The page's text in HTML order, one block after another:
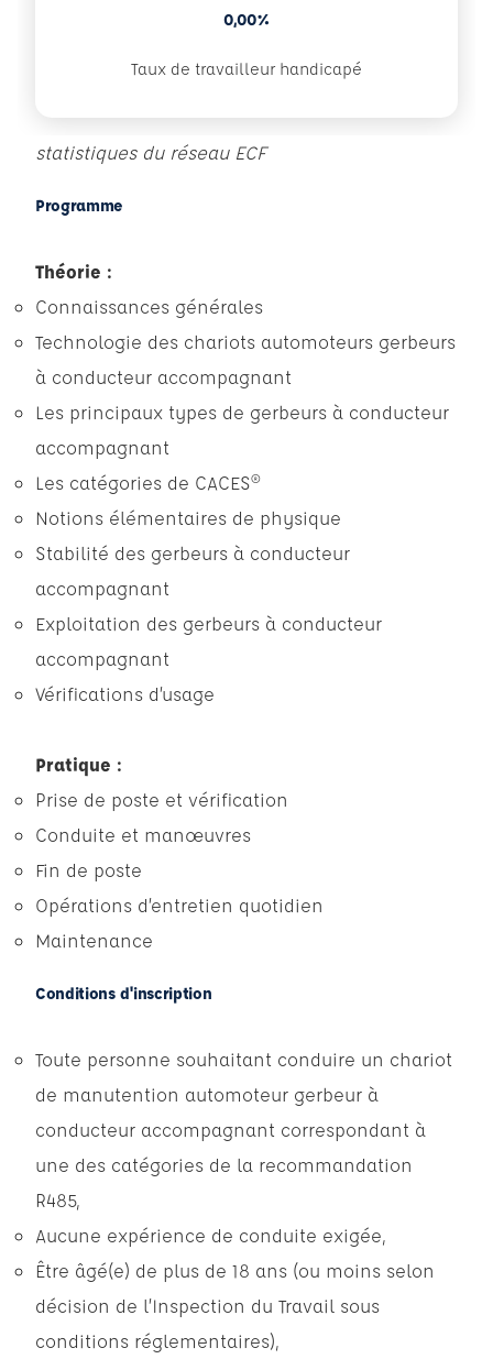
0,00%
Taux de travailleur handicapé
statistiques du réseau ECF
Programme
Théorie :
Connaissances générales
Technologie des chariots automoteurs gerbeurs
à conducteur accompagnant
Les principaux types de gerbeurs à conducteur
accompagnant
Les catégories de CACES®
Notions élémentaires de physique
Stabilité des gerbeurs à conducteur
accompagnant
Exploitation des gerbeurs à conducteur
accompagnant
Vérifications d’usage
Pratique :
Prise de poste et vérification
Conduite et manœuvres
Fin de poste
Opérations d’entretien quotidien
Maintenance
Conditions d'inscription
Toute personne souhaitant conduire un chariot
de manutention automoteur gerbeur à
conducteur accompagnant correspondant à
une des catégories de la recommandation
R485,
Aucune expérience de conduite exigée,
Être âgé(e) de plus de 18 ans (ou moins selon
décision de l’Inspection du Travail sous
conditions réglementaires),